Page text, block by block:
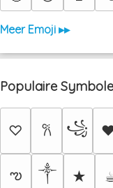
Meer Emoji ▸▸
Populaire
♡ 𐙚 ꧁
ఌ ༒︎ ★